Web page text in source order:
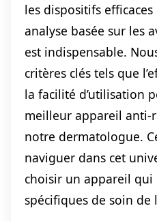
les dispositifs
analyse basée sur les
est indispensable.
critères clés tels que
la facilité d’utilisation
meilleur appareil anti-
notre dermatologue.
naviguer dans cet
choisir un appareil qui
spécifiques de soin de